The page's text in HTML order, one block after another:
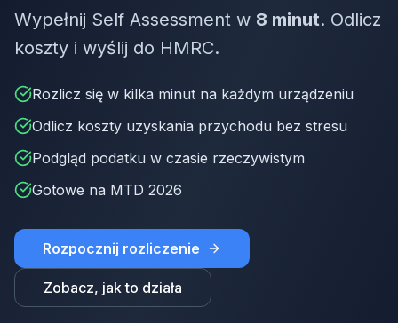
Wypełnij Self Assessment w 8 minut. Odlicz
koszty i wyślij do HMRC.
Rozlicz się w kilka minut na każdym urządzeniu
Odlicz koszty uzyskania przychodu bez stresu
Podgląd podatku w czasie rzeczywistym
Gotowe na MTD 2026
Rozpocznij rozliczenie
Zobacz, jak to działa